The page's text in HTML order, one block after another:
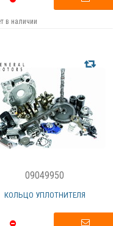
в наличии
09049950
КОЛЬЦО УПЛОТНИТЕЛЯ